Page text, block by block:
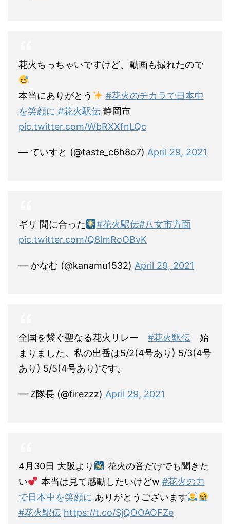
花火ちっちゃいですけど、動画も撮れたので
本当にありがとう
#花火のチカラで日本中
を笑顔に #花火駅伝 静岡市
pic.twitter.com/WbRXXfnLQc
— ていすと (@taste_c6h8o7) April 29, 2021
ギリ 間に合った #花火駅伝#八女市方面
pic.twitter.com/Q8lmRoOBvK
— かなむ (@kanamu1532) April 29, 2021
全国を繋ぐ聖なる花火リレー #花火駅伝 始
まりました。私の出番は5/2(4号あり) 5/3(4号
あり) 5/5(4号あり)です。
— Z隊長 (@firezzz) April 29, 2021
4月30日 大阪より
花火の音だけでも聞きた
い
︎ 本当は見て感動したいけどw #花火の力
で日本中を笑顔に ありがとうございます
#花火駅伝 https://t.co/SjQOOAOFZe